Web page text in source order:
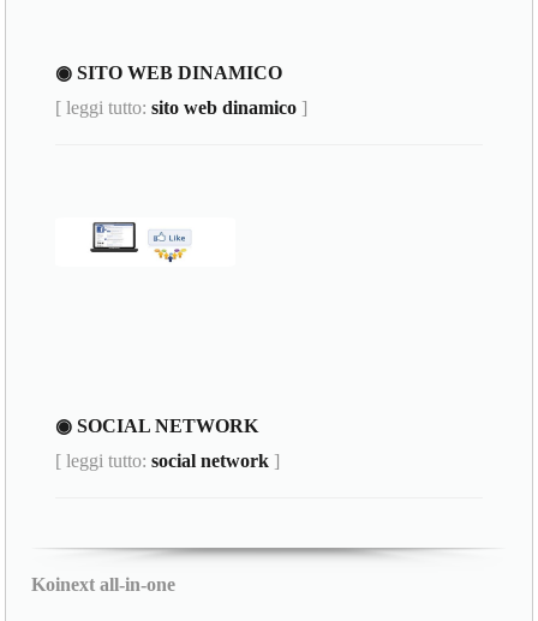
◉ SITO WEB DINAMICO
[ leggi tutto:sito web dinamico ]
◉ SOCIAL NETWORK
[ leggi tutto:social network ]
Koinext all-in-one